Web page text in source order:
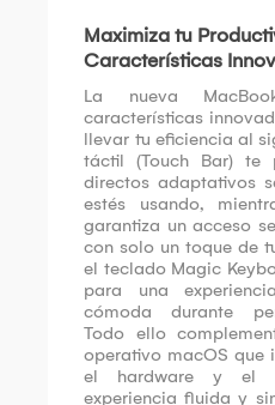
Maximiza tu
Características
La nueva
características
llevar tu eficiencia al
táctil (Touch Bar) te
directos adaptativos
estés usando,
garantiza un acceso
con solo un toque de
el teclado Magic
para una
cómoda durante
Todo ello
operativo macOS que
el hardware y el
experiencia fluida y